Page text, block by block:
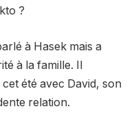
?
à Hasek mais a
à la famille. Il
été avec David, son
relation.